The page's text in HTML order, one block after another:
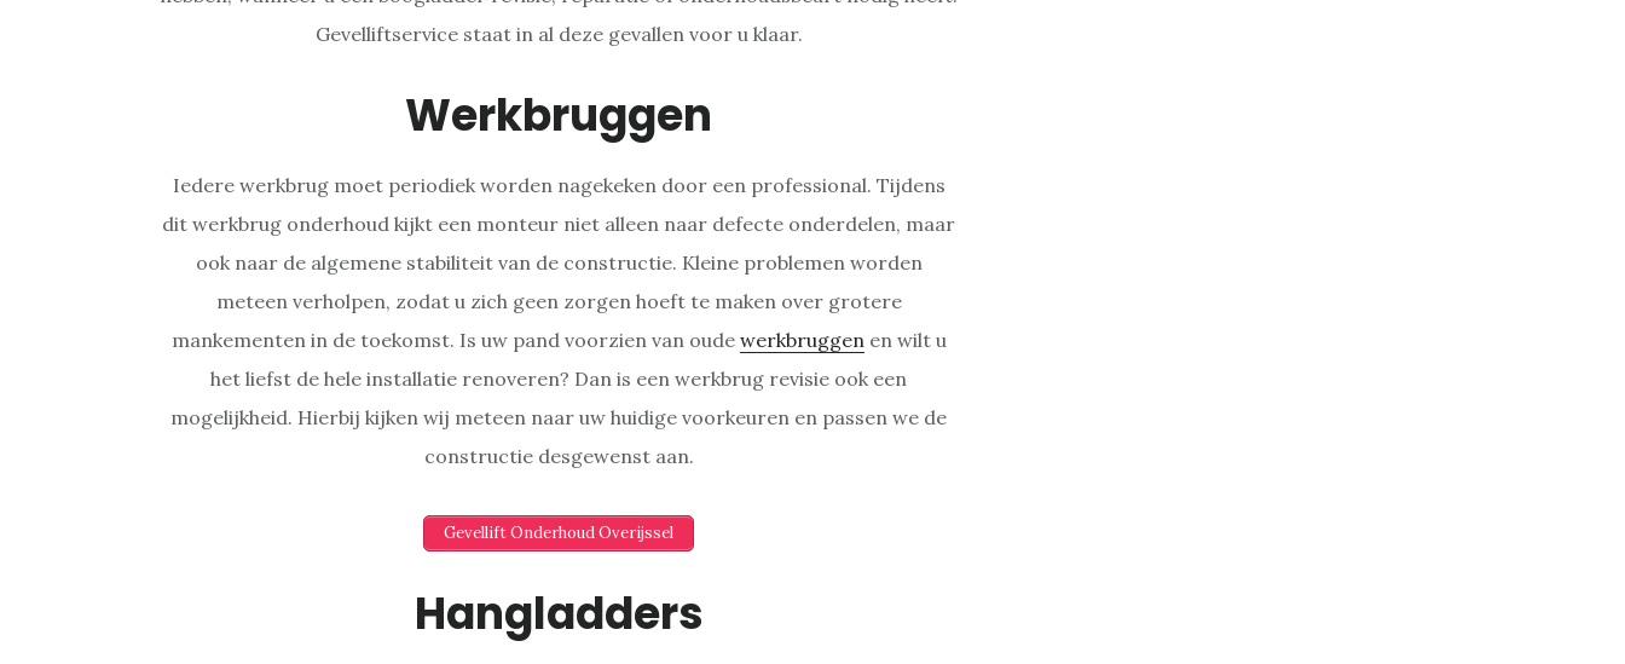
Gevelliftservice staat in al deze gevallen voor u klaar.
Werkbruggen
Iedere werkbrug moet periodiek worden nagekeken door een professional. Tijdens
dit werkbrug onderhoud kijkt een monteur niet alleen naar defecte onderdelen, maar
ook naar de algemene stabiliteit van de constructie. Kleine problemen worden
meteen verholpen, zodat u zich geen zorgen hoeft te maken over grotere
mankementen in de toekomst. Is uw pand voorzien van oude werkbruggenen wilt u
het liefst de hele installatie renoveren? Dan is een werkbrug revisie ook een
mogelijkheid. Hierbij kijken wij meteen naar uw huidige voorkeuren en passen we de
constructie desgewenst aan.
Gevellift Onderhoud Overijssel
Hangladders